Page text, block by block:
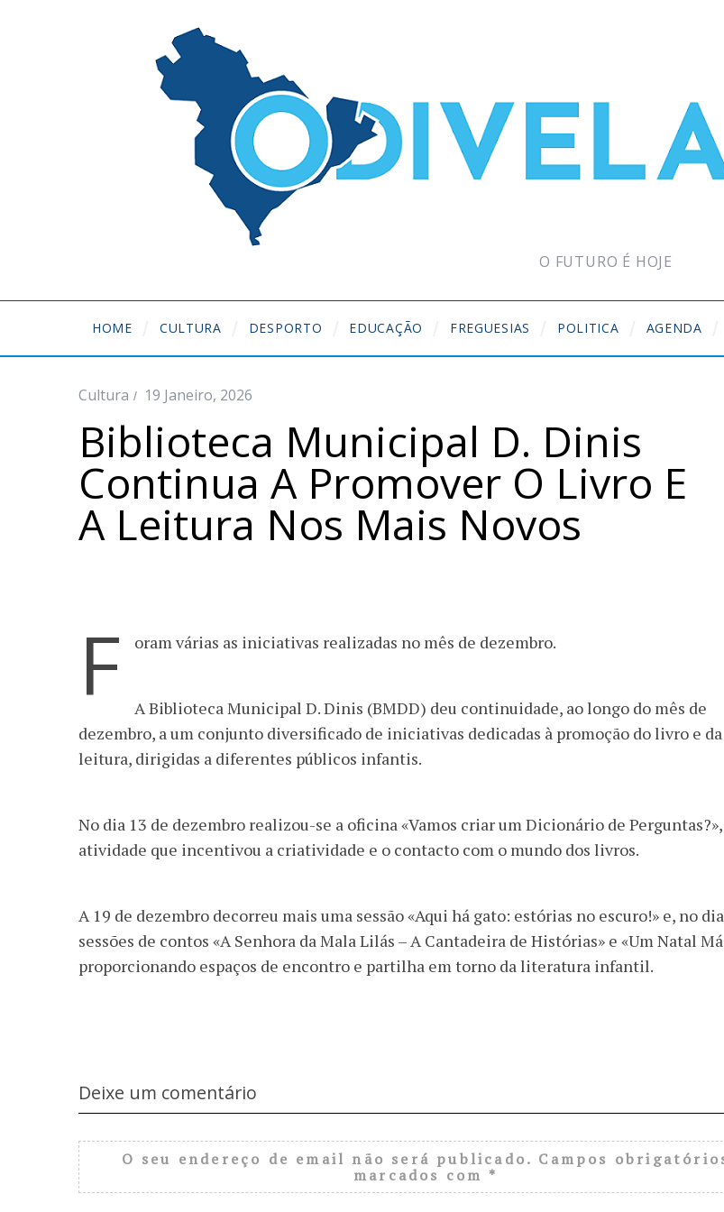
O FUTURO É HOJE
HOME CULTURA DESPORTO EDUCAÇÃO FREGUESIAS POLITICA AGENDA
Cultura 19 Janeiro, 2026
Biblioteca Municipal D. Dinis
Continua A Promover O Livro E
A Leitura Nos Mais Novos
F oram várias as iniciativas realizadas no mês de dezembro.
A Biblioteca Municipal D. Dinis (BMDD) deu continuidade, ao longo do mês de
dezembro, a um conjunto diversificado de iniciativas dedicadas à promoção do livro e da
leitura, dirigidas a diferentes públicos infantis.
No dia 13 de dezembro realizou-se a oficina «Vamos criar um Dicionário de
atividade que incentivou a criatividade e o contacto com o mundo dos livros.
A 19 de dezembro decorreu mais uma sessão «Aqui há gato: estórias no escuro!» e, no
sessões de contos «A Senhora da Mala Lilás – A Cantadeira de Histórias» e «Um Natal
proporcionando espaços de encontro e partilha em torno da literatura infantil.
Deixe um comentário
O seu endereço de email não será publicado. Campos
marcados com *